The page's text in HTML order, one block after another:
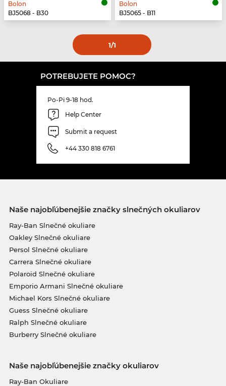
Bolon
BJ5068 - B30
Bolon
BJ5065 - B11
1/1
POTREBUJETE POMOC?
Po-Pi 9-18 hod.
Help Center
Submit a request
+44 330 818 6761
Naše najobľúbenejšie značky slnečných okuliarov
Ray-Ban Slnečné okuliare
Oakley Slnečné okuliare
Persol Slnečné okuliare
Carrera Slnečné okuliare
Polaroid Slnečné okuliare
Emporio Armani Slnečné okuliare
Michael Kors Slnečné okuliare
Guess Slnečné okuliare
Ralph Slnečné okuliare
Burberry Slnečné okuliare
Naše najobľúbenejšie značky okuliarov
Ray-Ban Okuliare